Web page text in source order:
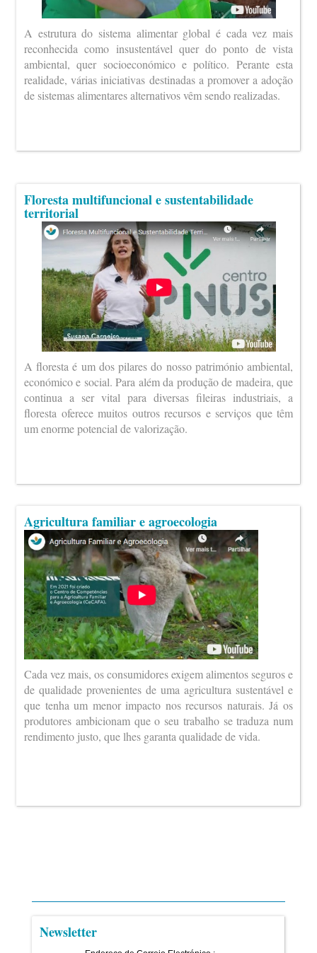
A estrutura do sistema alimentar global é cada vez mais
reconhecida como insustentável quer do ponto de vista
ambiental, quer socioeconómico e político. Perante esta
realidade, várias iniciativas destinadas a promover a adoção
de sistemas alimentares alternativos vêm sendo realizadas.
Floresta multifuncional e sustentabilidade
territorial
A floresta é um dos pilares do nosso património ambiental,
económico e social. Para além da produção de madeira, que
continua a ser vital para diversas fileiras industriais, a
floresta oferece muitos outros recursos e serviços que têm
um enorme potencial de valorização.
Agricultura familiar e agroecologia
Cada vez mais, os consumidores exigem alimentos seguros e
de qualidade provenientes de uma agricultura sustentável e
que tenha um menor impacto nos recursos naturais. Já os
produtores ambicionam que o seu trabalho se traduza num
rendimento justo, que lhes garanta qualidade de vida.
Newsletter